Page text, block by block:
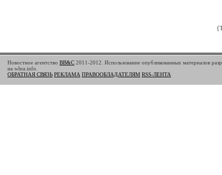
Новостное агентство BB&C 2011-2012. Использование опубликованных материалов
на wlna.info.
ОБРАТНАЯ СВЯЗЬ РЕКЛАМА ПРАВООБЛАДАТЕЛЯМ RSS-ЛЕНТА